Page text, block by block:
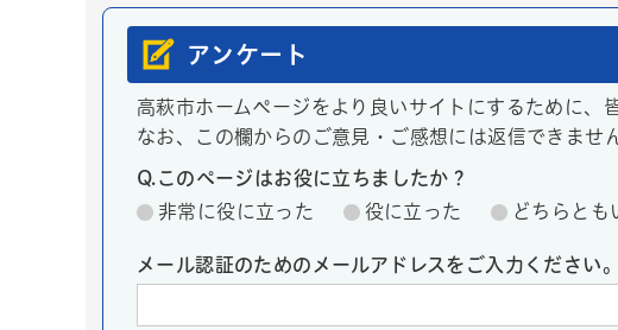
アンケート
高萩市ホームページをより良いサイトにするために、
なお、この欄からのご意見・ご感想には返信できませ
Q.このページはお役に立ちましたか？
非常に役に立った
役に立った どちらとも
メール認証のためのメールアドレスをご入力ください。